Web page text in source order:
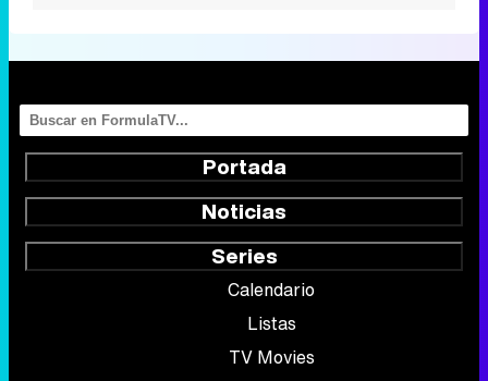
Portada
Noticias
Series
Calendario
Listas
TV Movies